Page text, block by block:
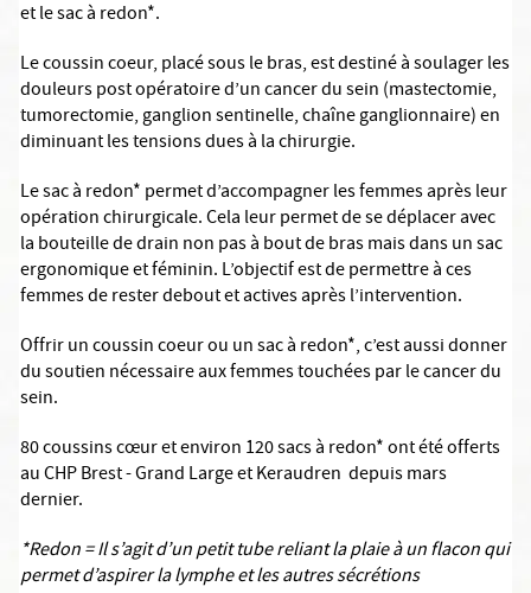
et le sac à redon*.
Le coussin coeur, placé sous le bras, est destiné à soulager les
douleurs post opératoire d’un cancer du sein (mastectomie,
tumorectomie, ganglion sentinelle, chaîne ganglionnaire) en
diminuant les tensions dues à la chirurgie.
Le sac à redon* permet d’accompagner les femmes après leur
opération chirurgicale. Cela leur permet de se déplacer avec
la bouteille de drain non pas à bout de bras mais dans un sac
ergonomique et féminin. L’objectif est de permettre à ces
femmes de rester debout et actives après l’intervention.
Offrir un coussin coeur ou un sac à redon*, c’est aussi donner
du soutien nécessaire aux femmes touchées par le cancer du
sein.
80 coussins cœur et environ 120 sacs à redon* ont été offerts
au CHP Brest - Grand Large et Keraudren depuis mars
dernier.
*Redon = Il s’agit d’un petit tube reliant la plaie à un flacon qui
permet d’aspirer la lymphe et les autres sécrétions